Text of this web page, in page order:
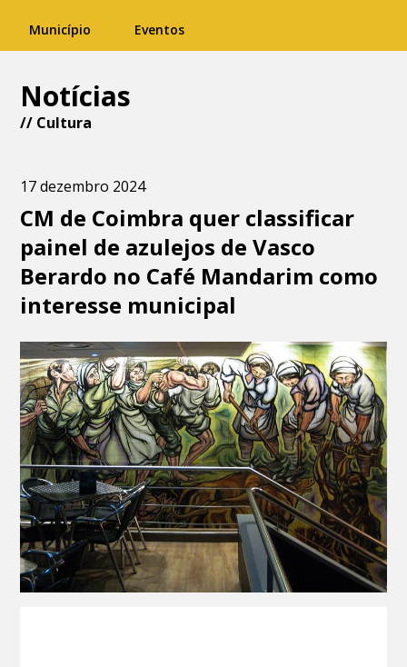
Município Eventos
Notícias
// Cultura
17 dezembro 2024
CM de Coimbra quer classificar
painel de azulejos de Vasco
Berardo no Café Mandarim como
interesse municipal